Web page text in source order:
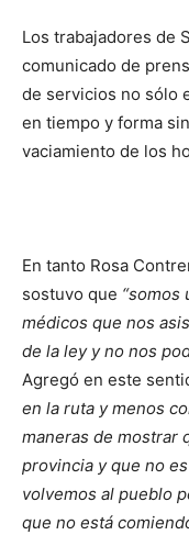
Los trabajadores de
comunicado de
de servicios no sólo
en tiempo y forma
vaciamiento de los
En tanto Rosa
sostuvo que “somos
médicos que nos
de la ley y no nos
Agregó en este
en la ruta y menos
maneras de mostrar
provincia y que no
volvemos al pueblo
que no está